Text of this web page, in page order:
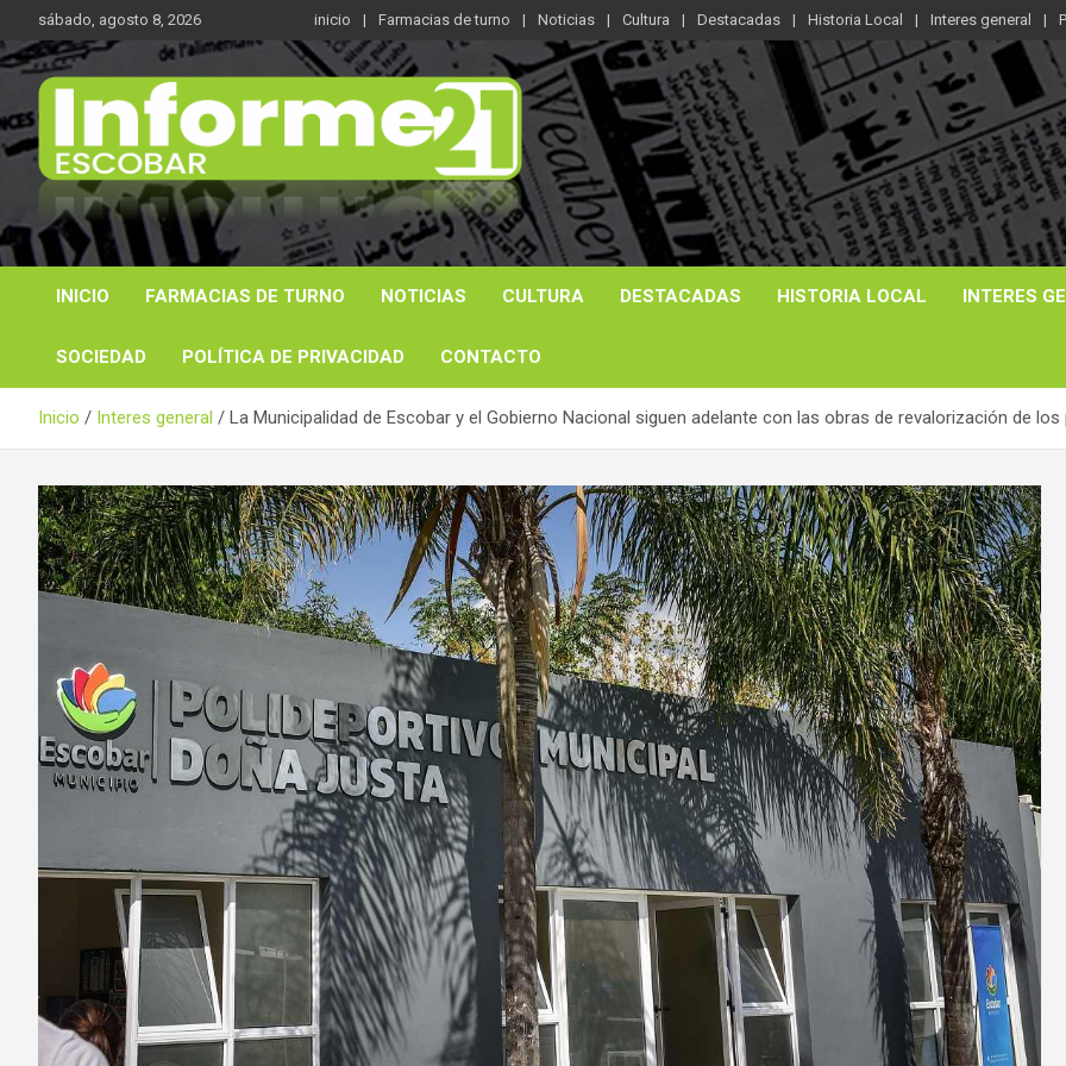
al
contenido
sábado, agosto 8, 2026 inicio Farmacias de turno Noticias Cultura Destacadas Historia Local Interes general
Informe 21
Noticas reales
INICIO FARMACIAS DE TURNO NOTICIAS CULTURA DESTACADAS HISTORIA LOCAL INTERES
SOCIEDAD POLÍTICA DE PRIVACIDAD CONTACTO
Inicio Interes general La Municipalidad de Escobar y el Gobierno Nacional siguen adelante con las obras de revalorización de